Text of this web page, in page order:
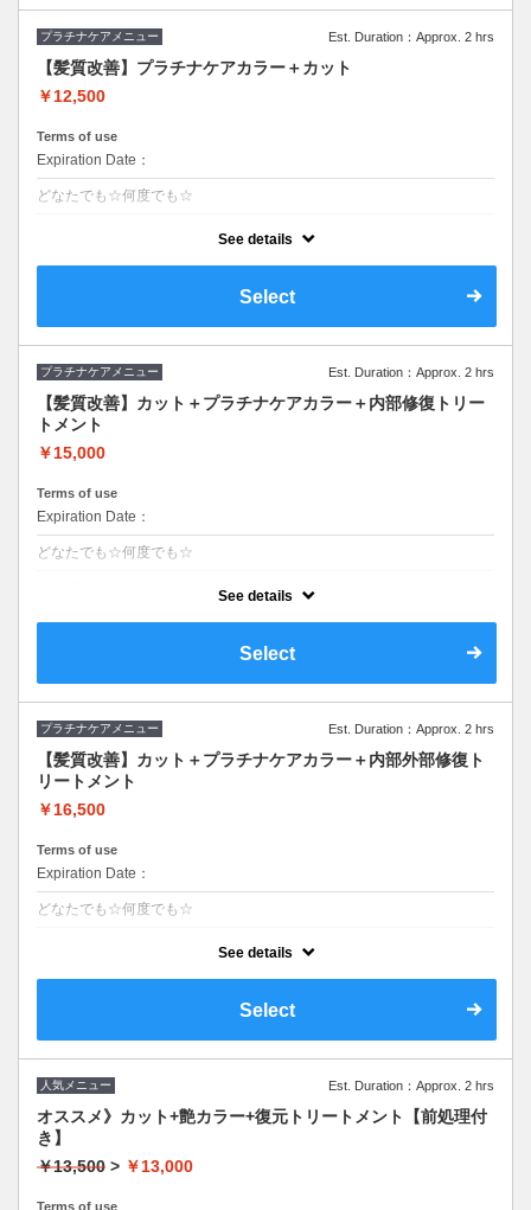
プラチナケアメニュー Est. Duration：Approx. 2 hrs
【髪質改善】プラチナケアカラー＋カット
￥12,500
Terms of use
Expiration Date：
どなたでも☆何度でも☆
ションorグレイカラー均一料金■S/B込み
See details
Select
プラチナケアメニュー Est. Duration：Approx. 2 hrs
【髪質改善】カット＋プラチナケアカラー＋内部修復トリー
トメント
￥15,000
Terms of use
Expiration Date：
どなたでも☆何度でも☆
ース■ロング料金0円■ファッションorグレイカラー均一料金■S/B込み
See details
Select
プラチナケアメニュー Est. Duration：Approx. 2 hrs
【髪質改善】カット＋プラチナケアカラー＋内部外部修復ト
リートメント
￥16,500
Terms of use
Expiration Date：
どなたでも☆何度でも☆
ース■ロング料金0円■ファッションorグレイカラー均一料金■S/B込み
See details
Select
人気メニュー Est. Duration：Approx. 2 hrs
オススメ》カット+艶カラー+復元トリートメント【前処理付
き】
￥13,500 > ￥13,000
Terms of use